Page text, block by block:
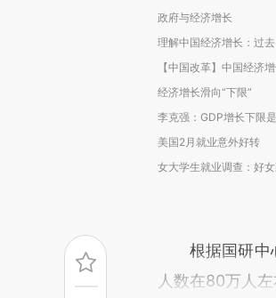
政府与经济增长
理解中国经济增长：过
【中国改革】中国经济
经济增长滑向“下限”
李克强：GDP增长下限
美国2月就业意外好转
女大学生就业调查：好
根据国研中心
人数在80万人